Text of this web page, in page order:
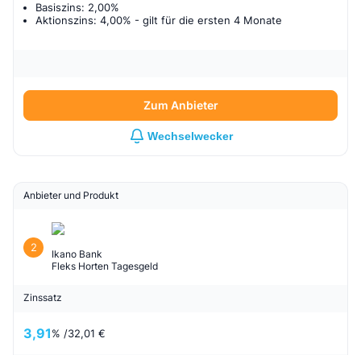
Basiszins: 2,00%
Aktionszins: 4,00% - gilt für die ersten 4 Monate
Zum Anbieter
Wechselwecker
Anbieter und Produkt
2
Ikano Bank
Fleks Horten Tagesgeld
Zinssatz
3,91% /32,01 €